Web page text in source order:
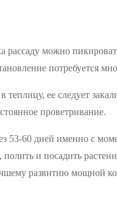
можно
потребуется
теплицу, ее следует
проветривание.
53-60 дней именно с
полить и посадить
развитию мощной